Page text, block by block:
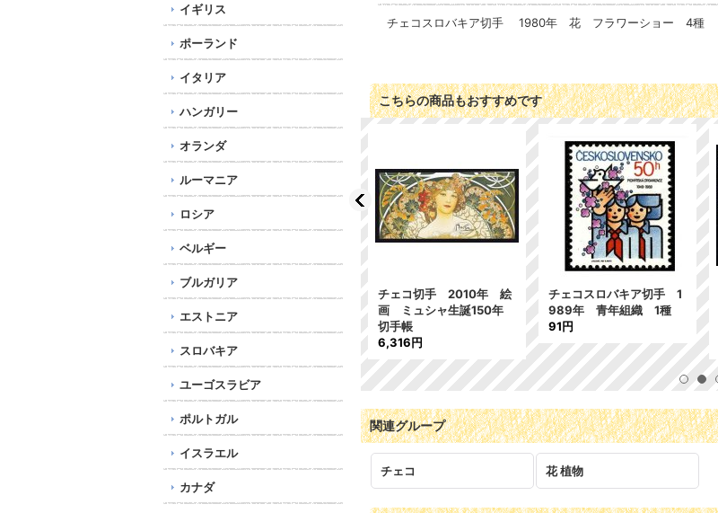
イギリス
ポーランド
イタリア
ハンガリー
オランダ
ルーマニア
ロシア
ベルギー
ブルガリア
エストニア
スロバキア
ユーゴスラビア
ポルトガル
イスラエル
カナダ
チェコスロバキア切手 1980年 花 フラワーショー 4種
こちらの商品もおすすめです
リスマス 2種
713円
チェコ切手 2010年 絵
画 ミュシャ生誕150年
切手帳
6,316円
チェコスロバキア切手 1
989年 青年組織 1種
91円
関連グループ
チェコ 花 植物